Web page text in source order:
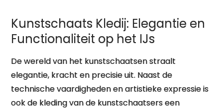
Kunstschaats Kledij: Elegantie en
Functionaliteit op het IJs
De wereld van het kunstschaatsen straalt
elegantie, kracht en precisie uit. Naast de
technische vaardigheden en artistieke expressie is
ook de kleding van de kunstschaatsers een